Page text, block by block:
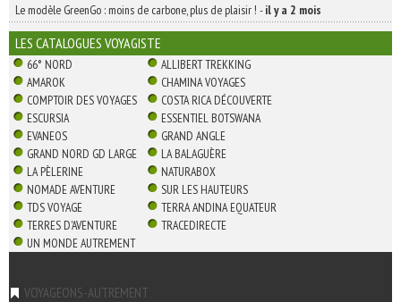
Le modèle GreenGo : moins de carbone, plus de plaisir ! -il y a 2 mois
LES CATALOGUES VOYAGISTE
66° NORD
ALLIBERT TREKKING
AMAROK
CHAMINA VOYAGES
COMPTOIR DES VOYAGES
COSTA RICA DÉCOUVERTE
ESCURSIA
ESSENTIEL BOTSWANA
EVANEOS
GRAND ANGLE
GRAND NORD GD LARGE
LA BALAGUÈRE
LA PÈLERINE
NATURABOX
NOMADE AVENTURE
SUR LES HAUTEURS
TDS VOYAGE
TERRA ANDINA EQUATEUR
TERRES D'AVENTURE
TRACEDIRECTE
UN MONDE AUTREMENT
VOYAGEONS-AUTREMENT